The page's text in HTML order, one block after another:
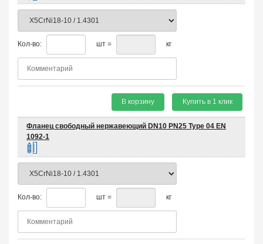
Кол-во: шт = кг
В корзину Купить в 1 клик
Фланец свободный нержавеющий DN10 PN25 Type 04 EN
1092-1
Кол-во: шт = кг